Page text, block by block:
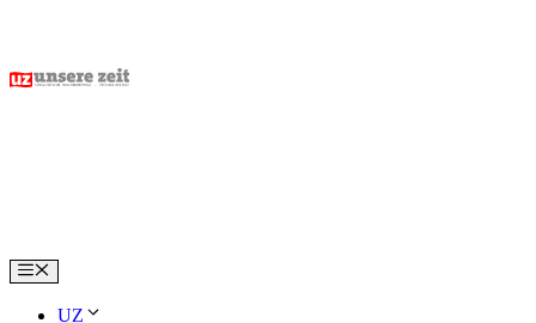
content
Menu
UZ